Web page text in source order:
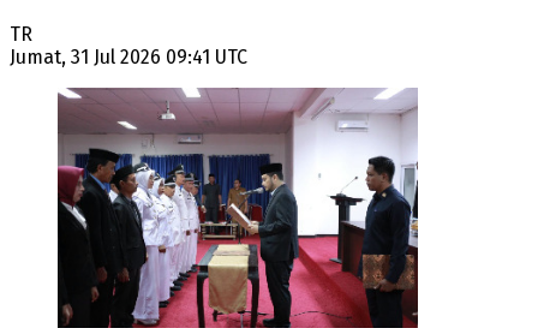
TR
Jumat, 31 Jul 2026 09:41 UTC